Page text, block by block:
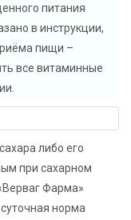
питания
в инструкции,
пищи –
все витаминные
либо его
при сахарном
Фарма»
норма